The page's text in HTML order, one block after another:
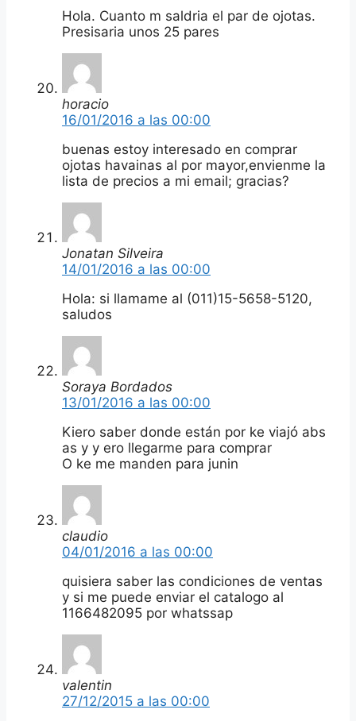
Hola. Cuanto m saldria el par de ojotas.
Presisaria unos 25 pares
horacio
16/01/2016 a las 00:00
buenas estoy interesado en comprar
ojotas havainas al por mayor,envienme la
lista de precios a mi email; gracias?
Jonatan Silveira
14/01/2016 a las 00:00
Hola: si llamame al (011)15-5658-5120,
saludos
Soraya Bordados
13/01/2016 a las 00:00
Kiero saber donde están por ke viajó abs
as y y ero llegarme para comprar
O ke me manden para junin
claudio
04/01/2016 a las 00:00
quisiera saber las condiciones de ventas
y si me puede enviar el catalogo al
1166482095 por whatssap
valentin
27/12/2015 a las 00:00